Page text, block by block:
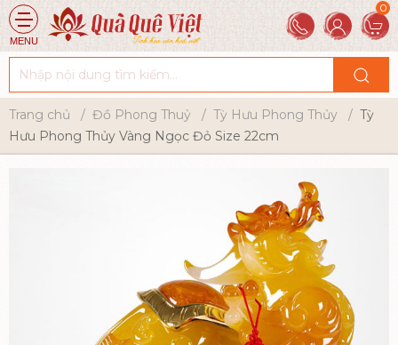
MENU
Trang chủ Đồ Phong Thuỷ Tỳ Hưu Phong Thủy
Tỳ
Hưu Phong Thủy Vàng Ngọc Đỏ Size 22cm